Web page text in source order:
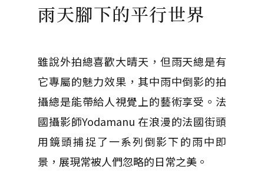
雨天腳下的平行世界
雖說外拍總喜歡大晴天，但雨天總是有
它專屬的魅力效果，其中雨中倒影的拍
攝總是能帶給人視覺上的藝術享受。法
國攝影師Yodamanu 在浪漫的法國街頭
用鏡頭捕捉了一系列倒影下的雨中即
景，展現常被人們忽略的日常之美。